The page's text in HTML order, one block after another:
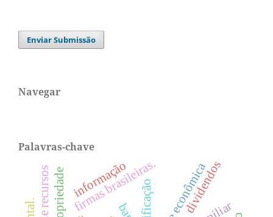
Enviar Submissão
Navegar
Palavras-chave
firmas brasileiras. crise econômica
dividendos
informação